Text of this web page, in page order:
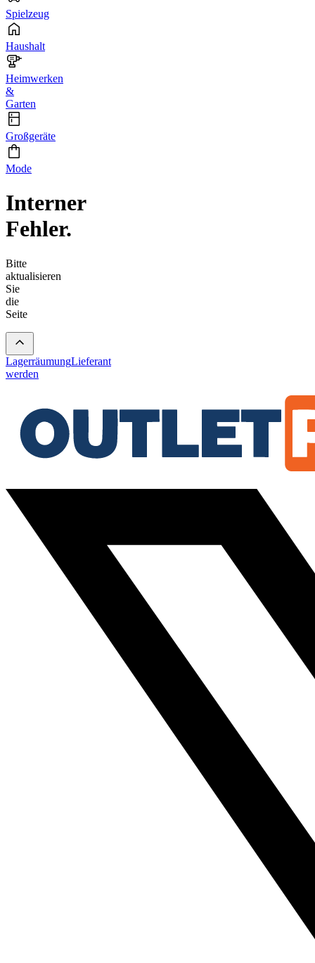
Spielzeug
Haushalt
Heimwerken
&
Garten
Großgeräte
Mode
Interner
Fehler.
Bitte
aktualisieren
Sie
die
Seite
LagerräumungLieferant
werden